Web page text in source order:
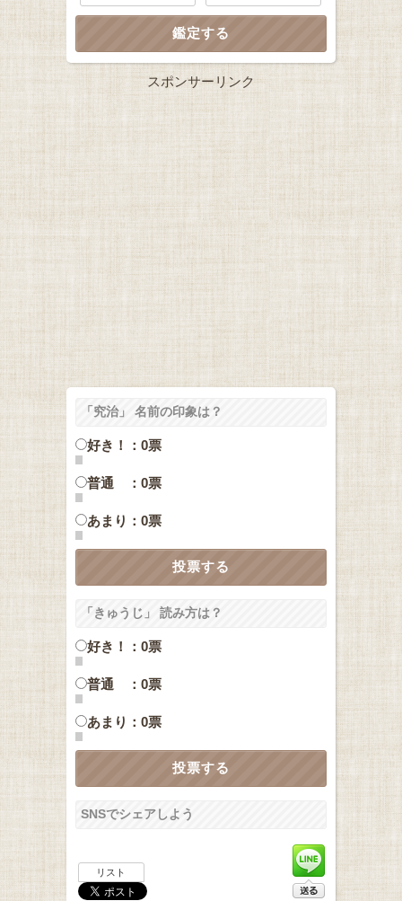
スポンサーリンク
「究治」 名前の印象は？
好き！：0票
普通 ：0票
あまり：0票
「きゅうじ」 読み方は？
好き！：0票
普通 ：0票
あまり：0票
SNSでシェアしよう
リスト